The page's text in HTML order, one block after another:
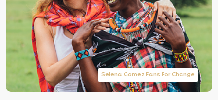
Selena Gomez Fans For Change